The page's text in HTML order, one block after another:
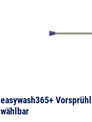
easywash365+
wählbar